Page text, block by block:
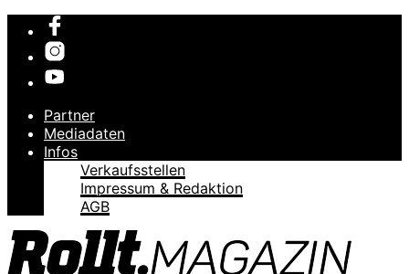
Partner
Mediadaten
Infos
Verkaufsstellen
Impressum & Redaktion
AGB